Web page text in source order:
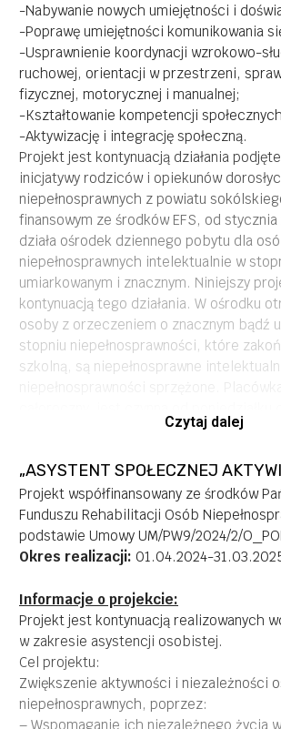
-Nabywanie nowych umiejętności i
-Poprawę umiejętności komunikowania
-Usprawnienie koordynacji wzrokowo-
ruchowej, orientacji w przestrzeni,
fizycznej, motorycznej i manualnej;
-Kształtowanie kompetencji
-Aktywizację i integrację społeczną.
Projekt jest kontynuacją działania
inicjatywy rodziców i opiekunów
niepełnosprawnych z powiatu
finansowym ze środków EFS, od stycznia
działa ośrodek dziennego pobytu dla
niepełnosprawnych intelektualnie w
umiarkowanym i znacznym. Niniejszy
kontynuacją tego działania. W ośrodku
osoby z orzeczeniem o znacznym bądź
stopniu niepełnosprawności, które
szkolną, są niepełnosprawne
godzinach 8.00 – 16.00. Na co dzień,
niepełnosprawnością intelektualną
rehabilitację i aktywizację społeczną.
rehabilitacja i aktywizacja społeczna jest
poprzez prowadzenie w ośrodku
wsparcia: zajęcia ceramiczne, manualne
taneczne, kulinarne, gospodarczo –
animaloterapię, zajęcia rozwijające
fizjoterapię i zajęcia usprawniające
umiejętności społecznych, wsparcie
stymulację polisensoryczną, zajęcia
kulturalno-rozrywkowe oraz wyjazdowe
integracyjne.
Czytaj dalej
„ASYSTENT SPOŁECZNEJ
Projekt współfinansowany ze środków
Funduszu Rehabilitacji Osób
podstawie Umowy UM/PW9/2024/2/
Okres realizacji: 01.04.2024-
Informacje o projekcie:
Projekt jest kontynuacją realizowanych
w zakresie asystencji osobistej.
Cel projektu:
Zwiększenie aktywności i niezależności
niepełnosprawnych, poprzez:
– Wspomaganie ich niezależnego życia